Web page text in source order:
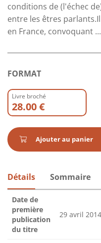
conditions de (l'échec
entre les êtres
en France, convoquant ...
FORMAT
Livre broché
28.00 €
Ajouter au panier
Détails Sommaire
Date de
première
publication
du titre
29 avril 2014